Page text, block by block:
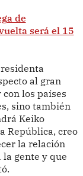
de
será el 15
al gran
los países
sino también
Keiko
República, creo
la relación
la gente y que